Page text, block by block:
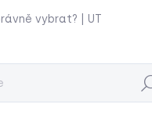
vybrat? | UTUKUTU